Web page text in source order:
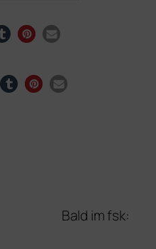
Bald im fsk: